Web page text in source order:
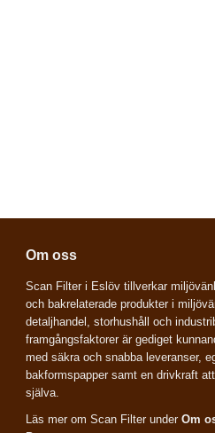
Om oss
Scan Filter i Eslöv tillverkar
och bakrelaterade produkter i
detaljhandel, storhushåll och
framgångsfaktorer är gediget
med säkra och snabba leveranser,
bakformspapper samt en drivkraft
själva.
Läs mer om Scan Filter under Om